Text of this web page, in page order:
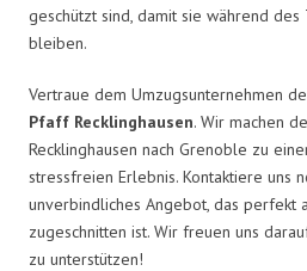
geschützt sind, damit sie während
bleiben.
Vertraue dem Umzugsunternehmen
Pfaff Recklinghausen. Wir machen
Recklinghausen nach Grenoble zu
stressfreien Erlebnis. Kontaktiere uns
unverbindliches Angebot, das perfekt
zugeschnitten ist. Wir freuen uns
zu unterstützen!